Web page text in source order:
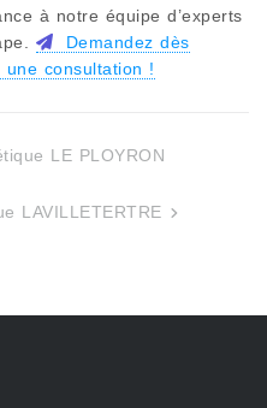
à notre équipe d’experts
Demandez dès
consultation !
LE PLOYRON
LAVILLETERTRE